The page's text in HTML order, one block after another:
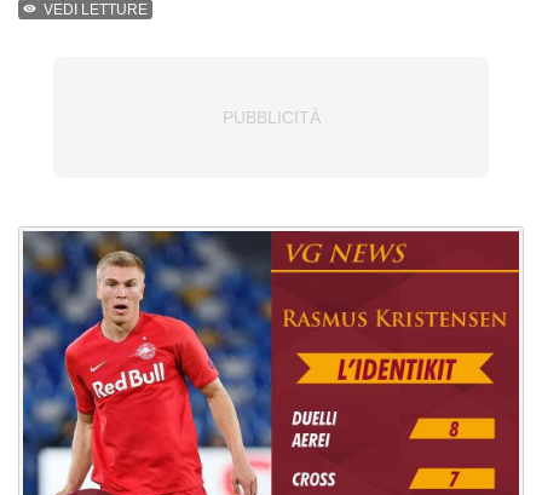
VEDI LETTURE